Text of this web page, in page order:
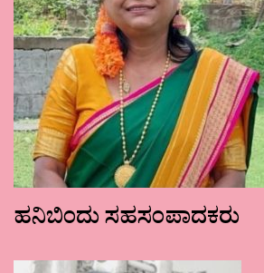
ಹನಿಬಿಂದು ಸಹಸಂಪಾದಕರು